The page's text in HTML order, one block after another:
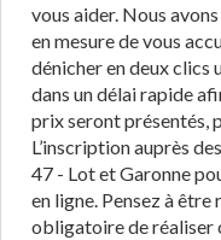
vous aider. Nous
en mesure de vous
dénicher en deux clics
dans un délai rapide
prix seront présentés,
L’inscription auprès
47 - Lot et Garonne
en ligne. Pensez à
obligatoire de réaliser